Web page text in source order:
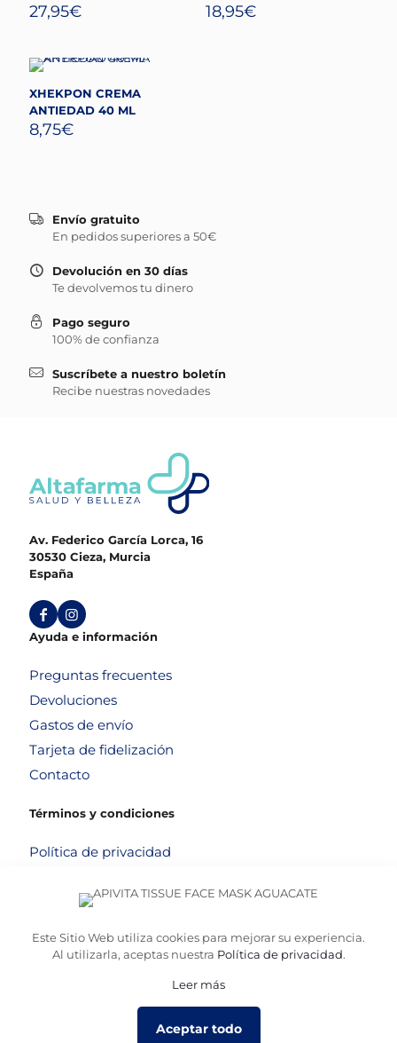
27,95€ 18,95€
XHEKPON CREMA
ANTIEDAD 40 ML
8,75€
Envío gratuito
En pedidos superiores a 50€
Devolución en 30 días
Te devolvemos tu dinero
Pago seguro
100% de confianza
Suscríbete a nuestro boletín
Recibe nuestras novedades
Av. Federico García Lorca, 16
30530 Cieza, Murcia
España
Ayuda e información
Preguntas frecuentes
Devoluciones
Gastos de envío
Tarjeta de fidelización
Contacto
Términos y condiciones
Política de privacidad
Aviso legal
Este Sitio Web utiliza cookies para mejorar su experiencia.
Al utilizarla, aceptas nuestra Política de privacidad.
Leer más
Aceptar todo